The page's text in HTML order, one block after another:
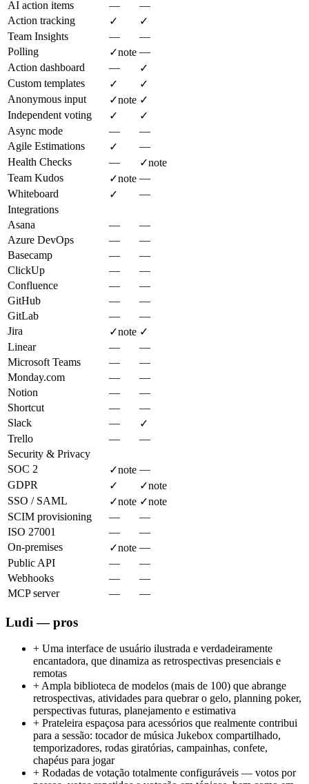
AI action items —
—
Action tracking
✓
✓
Team Insights
—
—
Polling
✓note —
Action dashboard
—
✓
Custom templates
✓
✓
Anonymous input
✓note ✓
Independent voting
✓
✓
Async mode
—
—
Agile Estimations
✓
—
Health Checks
— ✓note
Team Kudos
✓note —
Whiteboard
✓
—
Integrations
Asana
—
—
Azure DevOps
—
—
Basecamp
—
—
ClickUp
—
—
Confluence
—
—
GitHub
—
—
GitLab
—
—
Jira
✓note ✓
Linear
—
—
Microsoft Teams
—
—
Monday.com
—
—
Notion
—
—
Shortcut
—
—
Slack
—
✓
Trello
—
—
Security & Privacy
SOC 2
✓note —
GDPR
✓ ✓note
SSO / SAML
✓note ✓note
SCIM provisioning
—
—
ISO 27001
—
—
On-premises
✓note —
Public API
—
—
Webhooks
—
—
MCP server
— —
Ludi — pros
+ Uma interface de usuário ilustrada e verdadeiramente
encantadora, que dinamiza as retrospectivas presenciais e
remotas
+ Ampla biblioteca de modelos (mais de 100) que abrange
retrospectivas, atividades para quebrar o gelo, planning poker,
perspectivas futuras, planejamento e estimativa
+ Prateleira espaçosa para acessórios que realmente contribui
para a sessão: tocador de música Jukebox compartilhado,
temporizadores, rodas giratórias, campainhas, confete,
chapéus para jogar
+ Rodadas de votação totalmente configuráveis — votos por